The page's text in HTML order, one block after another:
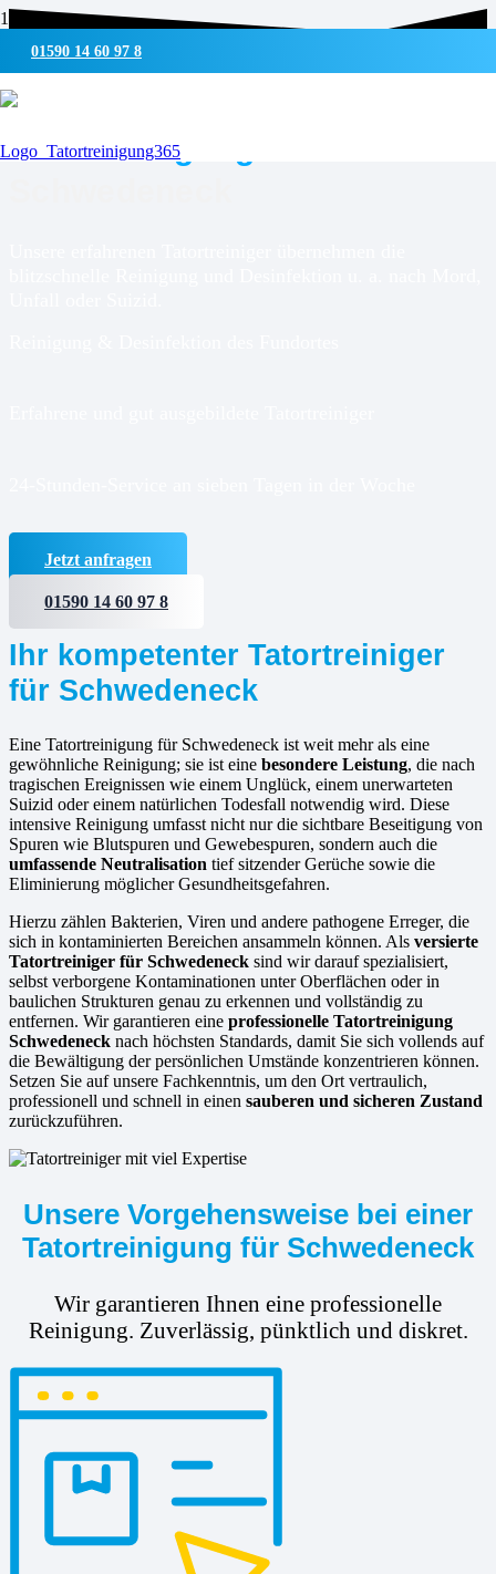
01590 14 60 97 8
UMWELTSCHONENDE REINIGUNG & DESINFEKTION
Tatortreinigung für
Jetzt anfragen
01590 14 60 97 8
Ihr kompetenter Tatortreiniger
für Schwedeneck
Eine Tatortreinigung für Schwedeneck ist weit mehr als eine
gewöhnliche Reinigung; sie ist eine besondere Leistung, die nach
tragischen Ereignissen wie einem Unglück, einem unerwarteten
Suizid oder einem natürlichen Todesfall notwendig wird. Diese
intensive Reinigung umfasst nicht nur die sichtbare Beseitigung von
Spuren wie Blutspuren und Gewebespuren, sondern auch die
umfassende Neutralisation tief sitzender Gerüche sowie die
Eliminierung möglicher Gesundheitsgefahren.
Hierzu zählen Bakterien, Viren und andere pathogene Erreger, die
sich in kontaminierten Bereichen ansammeln können. Als versierte
Tatortreiniger für Schwedeneck sind wir darauf spezialisiert,
selbst verborgene Kontaminationen unter Oberflächen oder in
baulichen Strukturen genau zu erkennen und vollständig zu
entfernen. Wir garantieren eine professionelle Tatortreinigung
Schwedeneck nach höchsten Standards, damit Sie sich vollends auf
die Bewältigung der persönlichen Umstände konzentrieren können.
Setzen Sie auf unsere Fachkenntnis, um den Ort vertraulich,
professionell und schnell in einen sauberen und sicheren Zustand
zurückzuführen.
Unsere Vorgehensweise bei einer
Tatortreinigung für Schwedeneck
Wir garantieren Ihnen eine professionelle
Reinigung. Zuverlässig, pünktlich und diskret.